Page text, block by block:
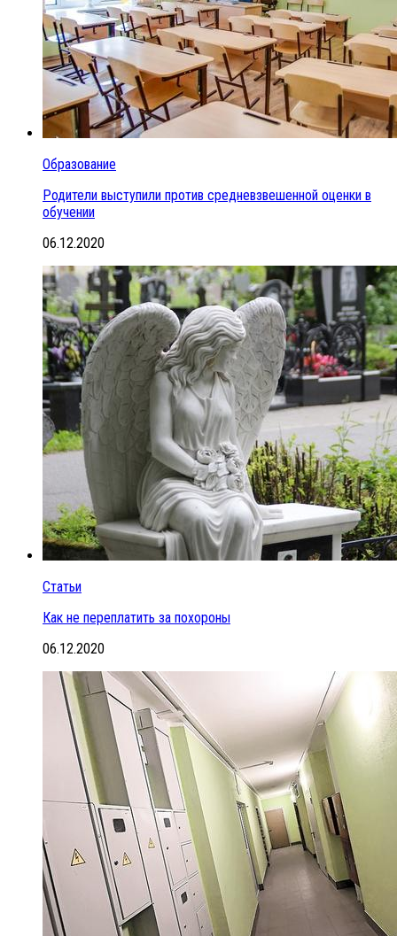
Образование
Родители выступили против средневзвешенной оценки в
обучении
06.12.2020
Статьи
Как не переплатить за похороны
06.12.2020